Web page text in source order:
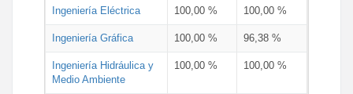
Ingeniería Eléctrica 100,00 % 100,00 %
Ingeniería Gráfica 100,00 % 96,38 %
Ingeniería Hidráulica y
Medio Ambiente
100,00 % 100,00 %